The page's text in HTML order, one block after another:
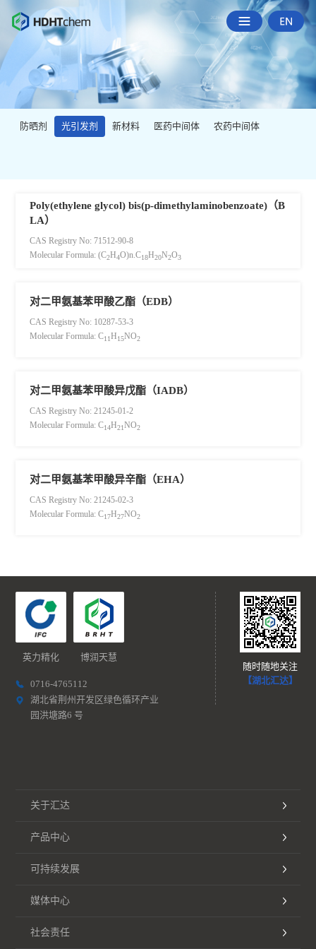
防晒剂 光引发剂 新材料 医药中间体 农药中间体
Poly(ethylene glycol) bis(p-dimethylaminobenzoate)（B
LA）
CAS Registry No: 71512-90-8
Molecular Formula: (C2H4O)n.C18H20N2O3
对二甲氨基苯甲酸乙酯（EDB）
CAS Registry No: 10287-53-3
Molecular Formula: C11H15NO2
对二甲氨基苯甲酸异戊酯（IADB）
CAS Registry No: 21245-01-2
Molecular Formula: C14H21NO2
对二甲氨基苯甲酸异辛酯（EHA）
CAS Registry No: 21245-02-3
Molecular Formula: C17H27NO2
英力精化 博润天慧
0716-4765112
湖北省荆州开发区绿色循环产业
园洪塘路6 号
随时随地关注
【湖北汇达】
关于汇达
产品中心
可持续发展
媒体中心
社会责任